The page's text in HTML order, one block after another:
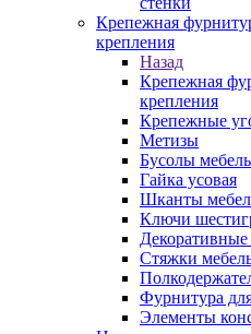
Крепежная
крепления
Назад
Крепежная
крепления
Крепежные
Метизы
Бусолы
Гайка усовая
Шканты
Ключи
Стяжки
Фурнитура
Элементы